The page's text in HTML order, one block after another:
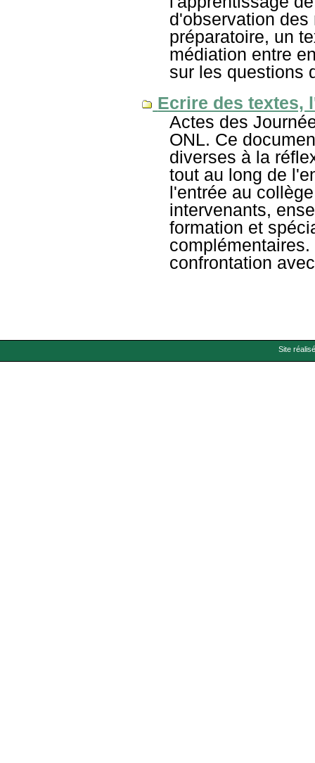
d'observation
préparatoire, un
médiation entre
sur les questions
Ecrire des textes,
Actes des
ONL. Ce
diverses à la
tout au long de
l'entrée au
intervenants,
formation et
confrontation
Site